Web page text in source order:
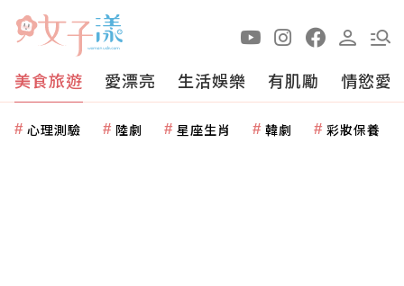
美食旅遊 愛漂亮 生活娛樂 有肌勵 情慾愛
心理測驗 陸劇 星座生肖 韓劇 彩妝保養